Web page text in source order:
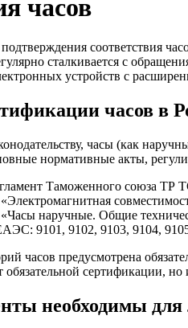
часов
соответствия
сталкивается с
устройств с
часов в
часы (как
нормативные акты,
Таможенного союза ТР
наручные. Общие
9101, 9102, 9103, 9104, 9105
часов предусмотрена
обязательной сертификации,
необходимы для